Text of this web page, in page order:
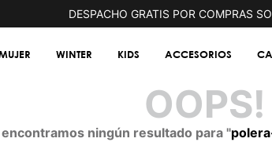
DESPACHO GRATIS POR COMPRAS
WINTER KIDS ACCESORIOS
OOPS!
encontramos ningún resultado para "